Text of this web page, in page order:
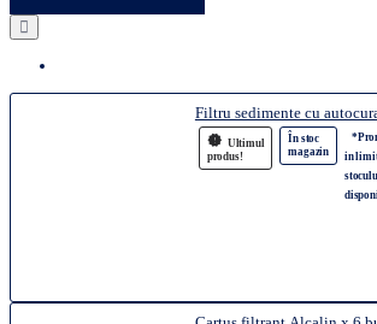
Filtru sedimente cu
Ultimul
produs!
În stoc
magazin
in